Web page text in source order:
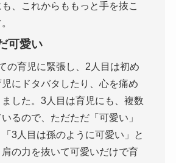
、これからももっと手を抜こ
可愛い
の育児に緊張し、2人目は初め
にドタバタしたり、心を痛め
した。3人目は育児にも、複数
るので、ただただ「可愛い」
3人目は孫のように可愛い」と
の力を抜いて可愛いだけで育